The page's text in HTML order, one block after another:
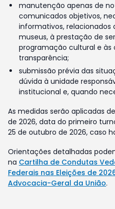
manutenção apenas de
comunicados objetivos,
informativos,
museus, à prestação de
programação cultural e às
transparência;
submissão prévia das
dúvida à unidade
institucional e, quando
As medidas serão aplicadas
de 2026, data do primeiro
25 de outubro de 2026, caso
Orientações detalhadas
na Cartilha de Condutas
Federais nas Eleições de
Advocacia-Geral da União.